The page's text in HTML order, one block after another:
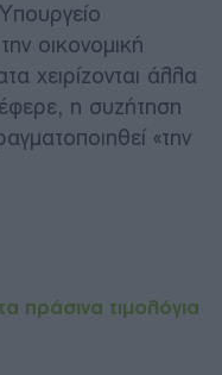
οικονομική
χειρίζονται άλλα
η συζήτηση
«την
πράσινα τιμολόγια